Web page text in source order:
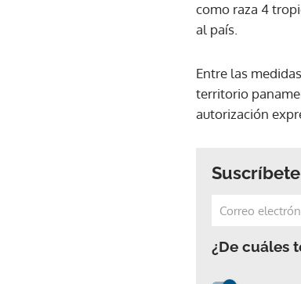
como raza 4
al país.
Entre las
territorio
autorización
¿De cuáles